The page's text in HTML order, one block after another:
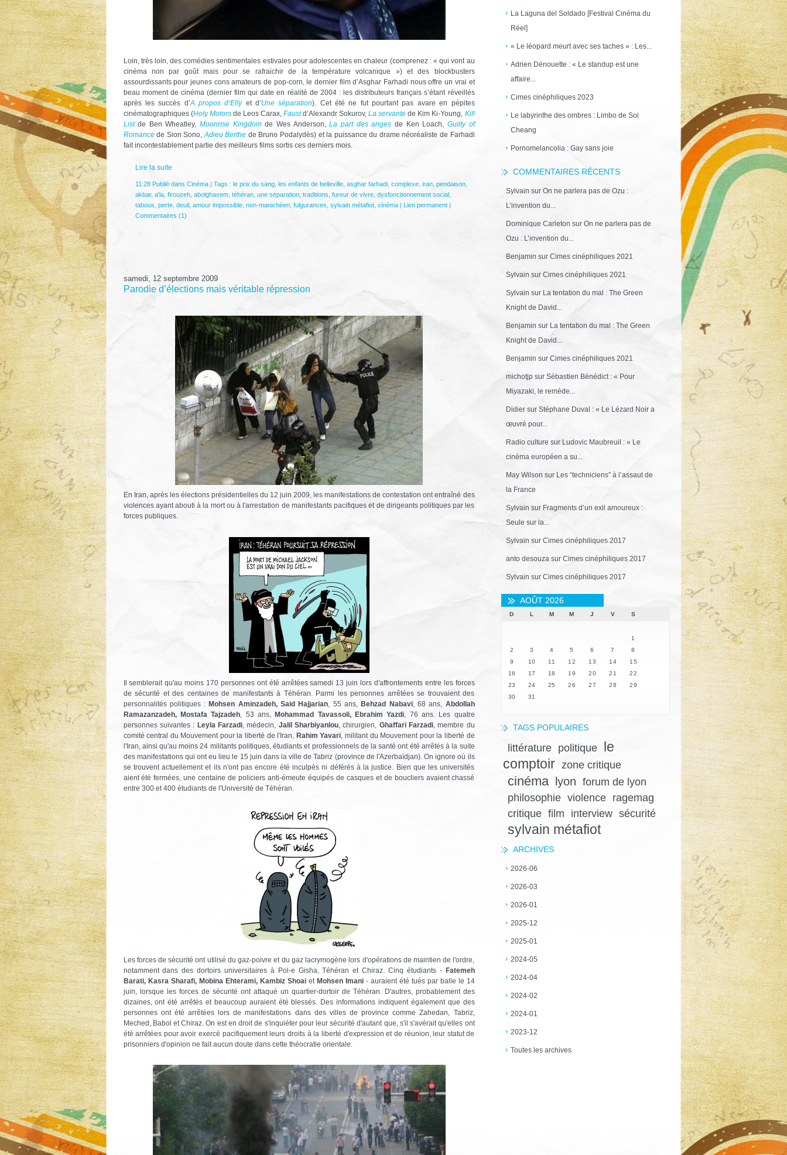
La Laguna del Soldado [Festival Cinéma du
Réel]
« Le léopard meurt avec ses taches » : Les...
Adrien Dénouette : « Le standup est une
affaire...
Cimes cinéphiliques 2023
Le labyrinthe des ombres : Limbo de Soi
Cheang
Pornomelancolia : Gay sans joie
COMMENTAIRES RÉCENTS
Sylvain sur On ne parlera pas de Ozu :
L’invention du...
Dominique Carleton sur On ne parlera pas de
Ozu : L’invention du...
Benjamin sur Cimes cinéphiliques 2021
Sylvain sur Cimes cinéphiliques 2021
Sylvain sur La tentation du mal : The Green
Knight de David...
Benjamin sur La tentation du mal : The Green
Knight de David...
Benjamin sur Cimes cinéphiliques 2021
michotjpsur Sébastien Bénédict : « Pour
Miyazaki, le remède...
Didiersur Stéphane Duval : « Le Lézard Noir a
œuvré pour...
Radio culture sur Ludovic Maubreuil : « Le
cinéma européen a su...
May Wilson sur Les “techniciens” à l’assaut de
la France
Sylvain sur Fragments d’un exil amoureux :
Seule sur la...
Sylvain sur Cimes cinéphiliques 2017
anto desouzasur Cimes cinéphiliques 2017
Sylvain sur Cimes cinéphiliques 2017
AOÛT 2026
D L M M J V S
1
2
3 4 5 6 7
8
9
10 11 12 13 14
15
16
17 18 19 20 21
22
23
24 25 26 27 28
29
30
31
TAGS POPULAIRES
littérature politique
le
comptoir zone critique
cinéma lyon forum de lyon
philosophie violence
ragemag
critique film interview sécurité
sylvain métafiot
ARCHIVES
2026-06
2026-03
2026-01
2025-12
2025-01
2024-05
2024-04
2024-02
2024-01
2023-12
Toutes les archives
Loin, très loin, des comédies sentimentales estivales pour adolescentes en chaleur (comprenez : « qui vont au
cinéma non par goût mais pour se rafraichir de la température volcanique ») et des blockbusters
assourdissants pour jeunes cons amateurs de pop-corn, le dernier film d’Asghar Farhadi nous offre un vrai et
beau moment de cinéma (dernier film qui date en réalité de 2004 : les distributeurs français s’étant réveillés
après les succès d’A propos d’Elly et d’Une séparation). Cet été ne fut pourtant pas avare en pépites
cinématographiques (Holy Motorsde Leos Carax, Faustd’Alexandr Sokurov,La servante de Kim Ki-Young, Kill
Listde Ben Wheatley,Moonrise Kingdomde Wes Anderson,La part des anges de Ken Loach, Guilty of
Romancede Sion Sono, Adieu Berthe de Bruno Podalydès) et la puissance du drame néoréaliste de Farhadi
fait incontestablement partie des meilleurs films sortis ces derniers mois.
Lire la suite
11:28 Publié dans Cinéma| Tags : le prix du sang, les enfants de belleville, asghar farhadi, complexe, iran, pendaison,
akbar, a'la, firouzeh, abolghasem, téhéran, une séparation, traditions fureur de vivre, dysfonctionnement social,
tabous perte, deuil, amour impossible, non-manichéen, fulgurances sylvain métafiot, cinéma| Lien permanent|
Commentaires (1)
samedi, 12 septembre 2009
Parodie d’élections mais véritable répression
En Iran, après les élections présidentielles du 12 juin 2009, les manifestations de contestation ont entraîné des
violences ayant abouti à la mort ou à l'arrestation de manifestants pacifiques et de dirigeants politiques par les
forces publiques.
Il semblerait qu'au moins 170 personnes ont été arrêtées samedi 13 juin lors d'affrontements entre les forces
de sécurité et des centaines de manifestants à Téhéran. Parmi les personnes arrêtées se trouvaient des
personnalités politiques : Mohsen Aminzadeh, Said Hajjarian, 55 ans, Behzad Nabavi, 68 ans, Abdollah
Ramazanzadeh, Mostafa Tajzadeh, 53 ans, Mohammad Tavassoli, Ebrahim Yazdi, 76 ans. Les quatre
personnes suivantes : Leyla Farzadi, médecin, Jalil Sharbiyanlou, chirurgien, Ghaffari Farzadi, membre du
comité central du Mouvement pour la liberté de l'Iran, Rahim Yavari, militant du Mouvement pour la liberté de
l'Iran, ainsi qu'au moins 24 militants politiques, étudiants et professionnels de la santé ont été arrêtés à la suite
des manifestations qui ont eu lieu le 15 juin dans la ville de Tabriz (province de l'Azerbaïdjan). On ignore où ils
se trouvent actuellement et ils n'ont pas encore été inculpés ni déférés à la justice. Bien que les universités
aient été fermées, une centaine de policiers anti-émeute équipés de casques et de boucliers avaient chassé
entre 300 et 400 étudiants de l'Université de Téhéran.
Les forces de sécurité ont utilisé du gaz-poivre et du gaz lacrymogène lors d'opérations de maintien de l'ordre,
notamment dans des dortoirs universitaires à Pol-e Gisha, Téhéran et Chiraz. Cinq étudiants - Fatemeh
Barati, Kasra Sharafi, Mobina Ehterami, Kambiz Shoaiet Mohsen Imani- auraient été tués par balle le 14
juin, lorsque les forces de sécurité ont attaqué un quartier-dortoir de Téhéran. D'autres, probablement des
dizaines, ont été arrêtés et beaucoup auraient été blessés. Des informations indiquent également que des
personnes ont été arrêtées lors de manifestations dans des villes de province comme Zahedan, Tabriz,
Meched, Babol et Chiraz. On est en droit de s'inquiéter pour leur sécurité d'autant que, s'il s'avérait qu'elles ont
été arrêtées pour avoir exercé pacifiquement leurs droits à la liberté d'expression et de réunion, leur statut de
prisonniers d'opinion ne fait aucun doute dans cette théocratie orientale.